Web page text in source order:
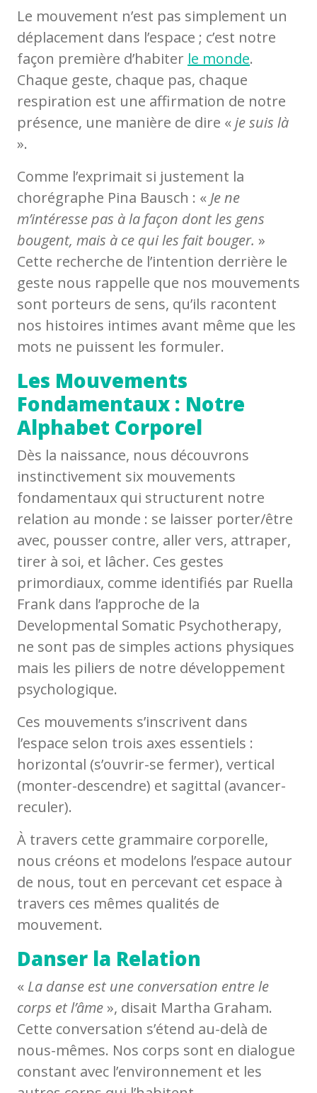
Le mouvement n’est pas simplement un
déplacement dans l’espace ; c’est notre
façon première d’habiter le monde.
Chaque geste, chaque pas, chaque
respiration est une affirmation de notre
présence, une manière de dire «je suis là
».
Comme l’exprimait si justement la
chorégraphe Pina Bausch : « Je ne
m’intéresse pas à la façon dont les gens
bougent, mais à ce qui les fait bouger. »
Cette recherche de l’intention derrière le
geste nous rappelle que nos mouvements
sont porteurs de sens, qu’ils racontent
nos histoires intimes avant même que les
mots ne puissent les formuler.
Les Mouvements
Fondamentaux : Notre
Alphabet Corporel
Dès la naissance, nous découvrons
instinctivement six mouvements
fondamentaux qui structurent notre
relation au monde : se laisser porter/être
avec, pousser contre, aller vers, attraper,
tirer à soi, et lâcher. Ces gestes
primordiaux, comme identifiés par Ruella
Frank dans l’approche de la
Developmental Somatic Psychotherapy,
ne sont pas de simples actions physiques
mais les piliers de notre développement
psychologique.
Ces mouvements s’inscrivent dans
l’espace selon trois axes essentiels :
horizontal (s’ouvrir-se fermer), vertical
(monter-descendre) et sagittal (avancer-
reculer).
À travers cette grammaire corporelle,
nous créons et modelons l’espace autour
de nous, tout en percevant cet espace à
travers ces mêmes qualités de
mouvement.
Danser la Relation
« La danse est une conversation entre le
corps et l’âme», disait Martha Graham.
Cette conversation s’étend au-delà de
nous-mêmes. Nos corps sont en dialogue
constant avec l’environnement et les